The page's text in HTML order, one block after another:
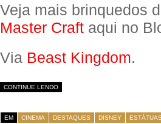
Veja mais brinquedos
Master Craft aqui no
Via Beast Kingdom.
CONTINUE LENDO
EM CINEMA DESTAQUES DISNEY